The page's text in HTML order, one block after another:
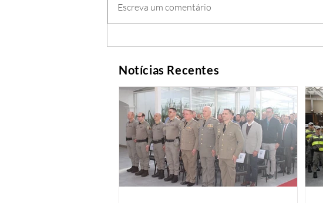
Escreva um comentário
Notícias Recentes